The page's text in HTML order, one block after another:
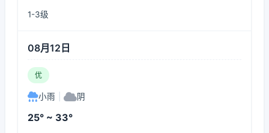
1-3级
08月12日
优
小雨 阴
25° ~ 33°